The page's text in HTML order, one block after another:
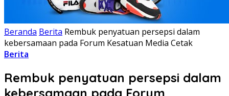
Beranda Berita Rembuk penyatuan persepsi dalam
kebersamaan pada Forum Kesatuan Media Cetak
Berita
Rembuk penyatuan persepsi dalam
kebersamaan pada Forum